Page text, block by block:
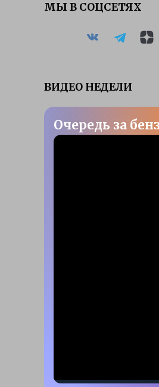
МЫ В СОЦСЕТЯХ
ВИДЕО НЕДЕЛИ
Очередь за